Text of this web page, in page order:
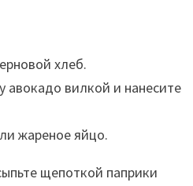
хлеб.
авокадо вилкой и нанесите
жареное яйцо.
щепоткой паприки